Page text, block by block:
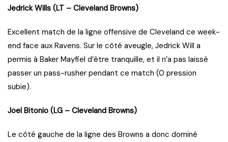
Jedrick Wills (LT – Cleveland Browns)
Excellent match de la ligne offensive de Cleveland ce week-
end face aux Ravens. Sur le côté aveugle, Jedrick Will a
permis à Baker Mayfiel d’être tranquille, et il n’a pas laissé
passer un pass-rusher pendant ce match (0 pression
subie).
Joel Bitonio (LG – Cleveland Browns)
Le côté gauche de la ligne des Browns a donc dominé